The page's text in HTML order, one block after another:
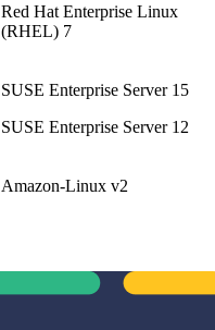
Red Hat Enterprise Linux
(RHEL) 7
SUSE Enterprise Server 15
SUSE Enterprise Server 12
Amazon-Linux v2